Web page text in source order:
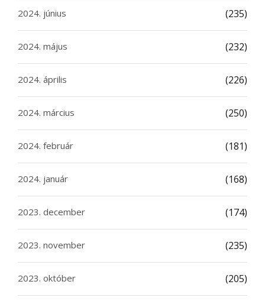
2024. június (235)
2024. május (232)
2024. április (226)
2024. március (250)
2024. február (181)
2024. január (168)
2023. december (174)
2023. november (235)
2023. október (205)